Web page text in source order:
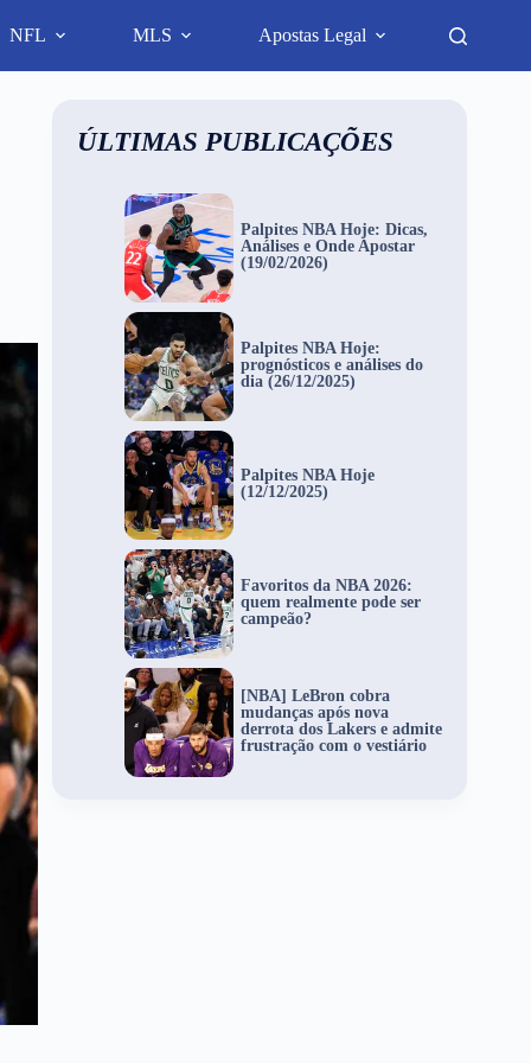
NFL MLS Apostas Legal
ÚLTIMAS PUBLICAÇÕES
Palpites NBA Hoje: Dicas,
Análises e Onde Apostar
(19/02/2026)
Palpites NBA Hoje:
prognósticos e análises do
dia (26/12/2025)
Palpites NBA Hoje
(12/12/2025)
Favoritos da NBA 2026:
quem realmente pode ser
campeão?
[NBA] LeBron cobra
mudanças após nova
derrota dos Lakers e admite
frustração com o vestiário